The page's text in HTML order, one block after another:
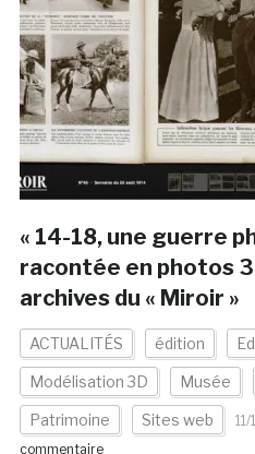
« 14-18, une guerre
racontée en photos
archives du « Miroir »
ACTUALITÉS édition
Modélisation 3D Musée
Patrimoine Sites web 11/
commentaire